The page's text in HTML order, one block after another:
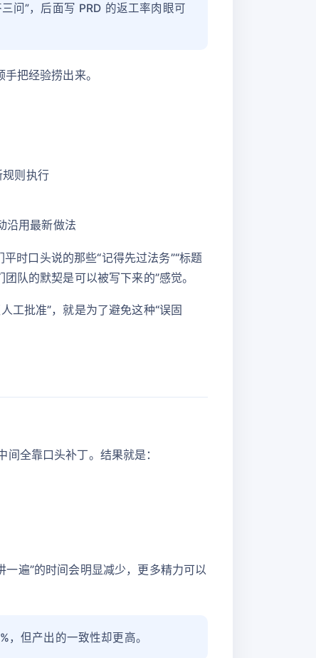
问”，后面写 PRD 的返工率肉眼可
把经验捞出来。
则执行
沿用最新做法
时口头说的那些“记得先过法务”“标题
队的默契是可以被写下来的”感觉。
工批准”，就是为了避免这种“误固
全靠口头补丁。结果就是：
遍”的时间会明显减少，更多精力可以
但产出的一致性却更高。